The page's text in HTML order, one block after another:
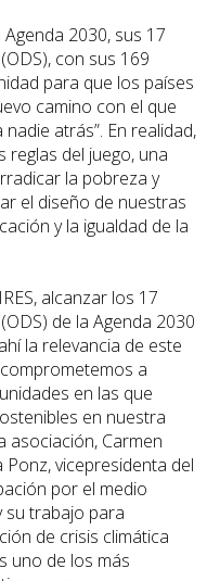
2030, sus 17
con sus 169
para que los países
camino con el que
atrás”. En realidad,
reglas del juego, una
la pobreza y
el diseño de nuestras
y la igualdad de la
alcanzar los 17
de la Agenda 2030
la relevancia de este
a
en las que
en nuestra
asociación, Carmen
Ponz, vicepresidenta del
por el medio
su trabajo para
de crisis climática
uno de los más